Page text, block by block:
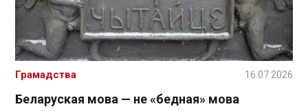
Беларуская мова — не «бедная» мова
Грамадства 16.07.2026